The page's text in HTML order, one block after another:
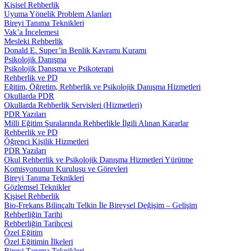
Kişisel Rehberlik
Uyuma Yönelik Problem Alanları
Bireyi Tanıma Teknikleri
Vak’a İncelemesi
Mesleki Rehberlik
Donald E. Super’in Benlik Kavramı Kuramı
Psikolojik Danışma
Psikolojik Danışma ve Psikoterapi
Rehberlik ve PD
Eğitim, Öğretim, Rehberlik ve Psikolojik Danışma Hizmetleri
Okullarda PDR
Okullarda Rehberlik Servisleri (Hizmetleri)
PDR Yazıları
Milli Eğitim Şuralarında Rehberlikle İlgili Alınan Kararlar
Rehberlik ve PD
Öğrenci Kişilik Hizmetleri
PDR Yazıları
Okul Rehberlik ve Psikolojik Danışma Hizmetleri Yürütme
Komisyonunun Kuruluşu ve Görevleri
Bireyi Tanıma Teknikleri
Gözlemsel Teknikler
Kişisel Rehberlik
Bio-Frekans Bilinçaltı Telkin İle Bireysel Değişim – Gelişim
Rehberliğin Tarihi
Rehberliğin Tarihçesi
Özel Eğitim
Özel Eğitimin İlkeleri